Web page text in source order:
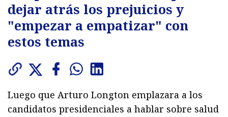
dejar atrás los prejuicios y
"empezar a empatizar" con
estos temas
Luego que Arturo Longton emplazara a los
candidatos presidenciales a hablar sobre salud